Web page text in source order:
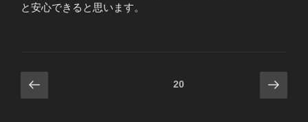
と安心できると思います。
投
稿
前
の
固定ページ20
次
の